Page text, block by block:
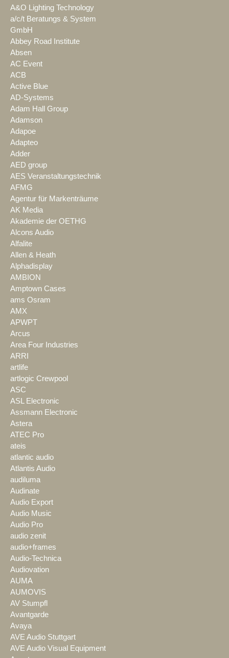
A&O Lighting Technology
a/c/t Beratungs & System
GmbH
Abbey Road Institute
Absen
AC Event
ACB
Active Blue
AD-Systems
Adam Hall Group
Adamson
Adapoe
Adapteo
Adder
AED group
AES Veranstaltungstechnik
AFMG
Agentur für Markenträume
AK Media
Akademie der OETHG
Alcons Audio
Alfalite
Allen & Heath
Alphadisplay
AMBION
Amptown Cases
ams Osram
AMX
APWPT
Arcus
Area Four Industries
ARRI
artlife
artlogic Crewpool
ASC
ASL Electronic
Assmann Electronic
Astera
ATEC Pro
ateis
atlantic audio
Atlantis Audio
audiluma
Audinate
Audio Export
Audio Music
Audio Pro
audio zenit
audio+frames
Audio-Technica
Audiovation
AUMA
AUMOVIS
AV Stumpfl
Avantgarde
Avaya
AVE Audio Stuttgart
AVE Audio Visual Equipment